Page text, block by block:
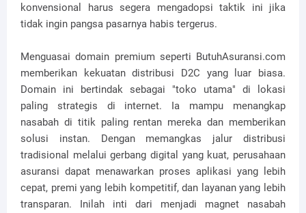
konvensional harus segera mengadopsi taktik ini jika
tidak ingin pangsa pasarnya habis tergerus.
Menguasai domain premium seperti ButuhAsuransi.com
memberikan kekuatan distribusi D2C yang luar biasa.
Domain ini bertindak sebagai "toko utama" di lokasi
paling strategis di internet. Ia mampu menangkap
nasabah di titik paling rentan mereka dan memberikan
solusi instan. Dengan memangkas jalur distribusi
tradisional melalui gerbang digital yang kuat, perusahaan
asuransi dapat menawarkan proses aplikasi yang lebih
cepat, premi yang lebih kompetitif, dan layanan yang lebih
transparan. Inilah inti dari menjadi magnet nasabah